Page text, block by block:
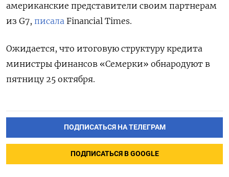
американские представители своим партнерам
из G7, писала Financial Times.
Ожидается, что итоговую структуру кредита
министры финансов «Семерки» обнародуют в
пятницу 25 октября.
ПОДПИСАТЬСЯ НА ТЕЛЕГРАМ
ПОДПИСАТЬСЯ В GOOGLE